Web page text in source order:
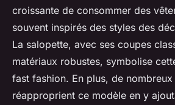
croissante de consommer des
souvent inspirés des styles des
La salopette, avec ses coupes
matériaux robustes, symbolise
fast fashion. En plus, de
réapproprient ce modèle en y